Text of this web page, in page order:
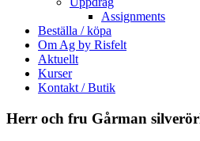
Assignments
Beställa / köpa
Om Ag by Risfelt
Aktuellt
Kurser
Kontakt / Butik
Herr och fru Gårman